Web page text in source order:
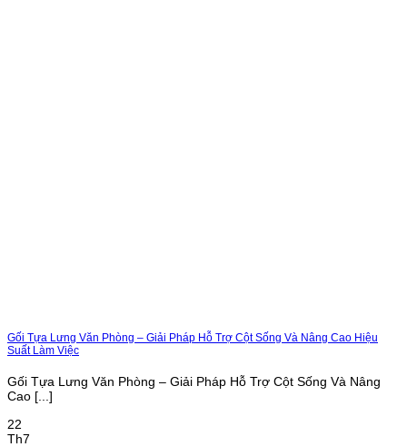
Gối Tựa Lưng Văn Phòng – Giải Pháp Hỗ Trợ Cột Sống Và Nâng Cao Hiệu
Suất Làm Việc
Gối Tựa Lưng Văn Phòng – Giải Pháp Hỗ Trợ Cột Sống Và Nâng
Cao [...]
22
Th7